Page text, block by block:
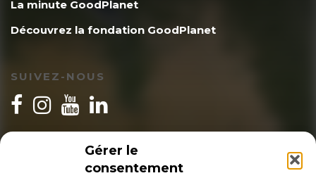
Gérer le
consentement
La minute GoodPlanet
Découvrez la fondation GoodPlanet
SUIVEZ-NOUS
INSCRIPTION NEWSLETTER